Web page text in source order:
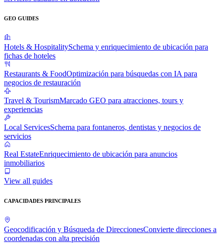
GEO GUIDES
Hotels & HospitalitySchema y enriquecimiento de ubicación para
fichas de hoteles
Restaurants & FoodOptimización para búsquedas con IA para
negocios de restauración
Travel & TourismMarcado GEO para atracciones, tours y
experiencias
Local ServicesSchema para fontaneros, dentistas y negocios de
servicios
Real EstateEnriquecimiento de ubicación para anuncios
inmobiliarios
View all guides
CAPACIDADES PRINCIPALES
Geocodificación y Búsqueda de DireccionesConvierte direcciones a
coordenadas con alta precisión